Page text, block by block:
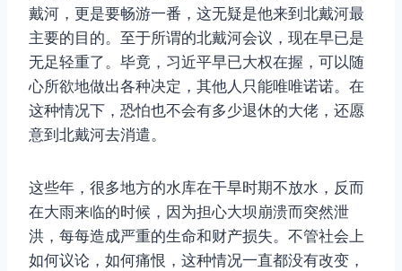
戴河，更是要畅游一番，这无疑是他来到北戴河最
主要的目的。至于所谓的北戴河会议，现在早已是
无足轻重了。毕竟，习近平早已大权在握，可以随
心所欲地做出各种决定，其他人只能唯唯诺诺。在
这种情况下，恐怕也不会有多少退休的大佬，还愿
意到北戴河去消遣。
这些年，很多地方的水库在干旱时期不放水，反而
在大雨来临的时候，因为担心大坝崩溃而突然泄
洪，每每造成严重的生命和财产损失。不管社会上
如何议论，如何痛恨，这种情况一直都没有改变，